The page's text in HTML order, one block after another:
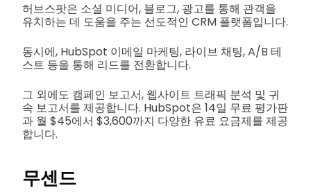
허브스팟은 소셜 미디어, 블로그, 광고를 통해 관객을
유치하는 데 도움을 주는 선도적인 CRM 플랫폼입니다.
동시에, HubSpot 이메일 마케팅, 라이브 채팅, A/B 테
스트 등을 통해 리드를 전환합니다.
그 외에도 캠페인 보고서, 웹사이트 트래픽 분석 및 귀
속 보고서를 제공합니다. HubSpot은 14일 무료 평가판
과 월 $45에서 $3,600까지 다양한 유료 요금제를 제공
합니다.
무센드